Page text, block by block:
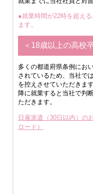
●就業時間が22時を超え
ます。
＜18歳以上の高校
多くの都道府県条例にお
されているため、当社で
を控えさせていただきま
降に就業すると当社で判
ただきます。
日雇派遣（30日以内）の
ロード）